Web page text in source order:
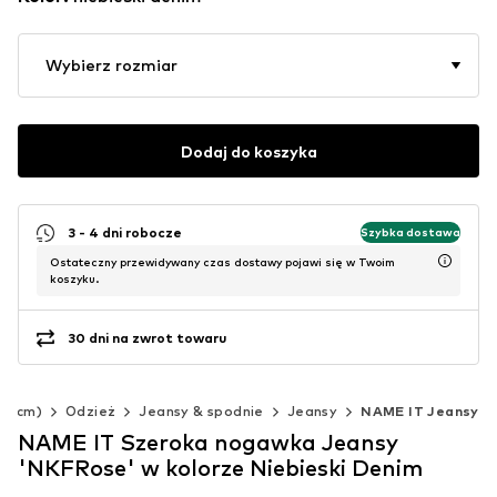
Wybierz rozmiar
Dodaj do koszyka
3 - 4 dni robocze Szybka dostawa
Ostateczny przewidywany czas dostawy pojawi się w Twoim
koszyku.
30 dni na zwrot towaru
cm) Odzież Jeansy & spodnie Jeansy NAME IT Jeansy
NAME IT Szeroka nogawka Jeansy
'NKFRose' w kolorze Niebieski Denim